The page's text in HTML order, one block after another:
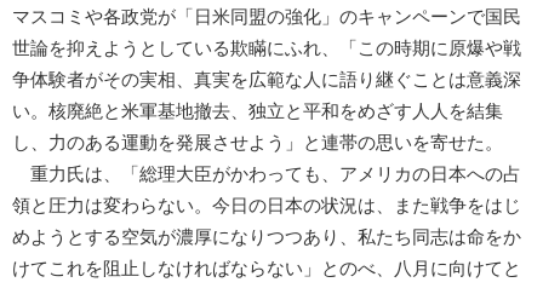
マスコミや各政党が「日米同盟の強化」のキャンペーンで国民
世論を抑えようとしている欺瞞にふれ、「この時期に原爆や戦
争体験者がその実相、真実を広範な人に語り継ぐことは意義深
い。核廃絶と米軍基地撤去、独立と平和をめざす人人を結集
し、力のある運動を発展させよう」と連帯の思いを寄せた。
重力氏は、「総理大臣がかわっても、アメリカの日本への占
領と圧力は変わらない。今日の日本の状況は、また戦争をはじ
めようとする空気が濃厚になりつつあり、私たち同志は命をか
けてこれを阻止しなければならない」とのべ、八月に向けてと